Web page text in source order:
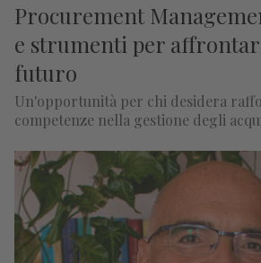
Procurement
e strumenti per
futuro
Un'opportunità per chi desidera
competenze nella gestione degli